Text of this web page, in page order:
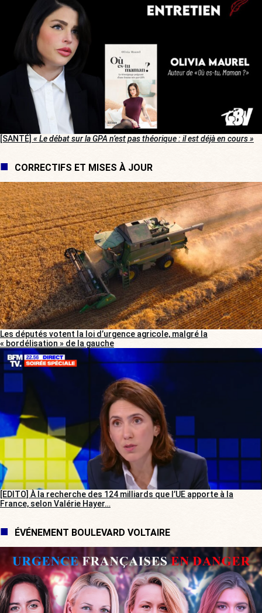
[SANTÉ] « Le débat sur la GPA n’est pas théorique : il est déjà en cours »
CORRECTIFS ET MISES À JOUR
Les députés votent la loi d’urgence agricole, malgré la
« bordélisation » de la gauche
[EDITO] À la recherche des 124 milliards que l’UE apporte à la
France, selon Valérie Hayer…
ÉVÉNEMENT BOULEVARD VOLTAIRE